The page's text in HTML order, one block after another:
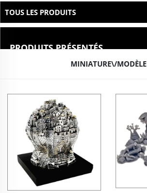
TOUS LES PRODUITS
PRODUITS PRÉSENTÉS
MINIATURE\/MODÈLE